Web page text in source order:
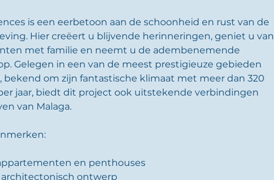
is een eerbetoon aan de schoonheid en rust van de
Hier creëert u blijvende herinneringen, geniet u van
met familie en neemt u de adembenemende
Gelegen in een van de meest prestigieuze gebieden
bekend om zijn fantastische klimaat met meer dan 320
jaar, biedt dit project ook uitstekende verbindingen
van Malaga.
appartementen en penthouses
architectonisch ontwerp